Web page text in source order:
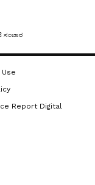
ಸಂಚಾರ
Report Digital